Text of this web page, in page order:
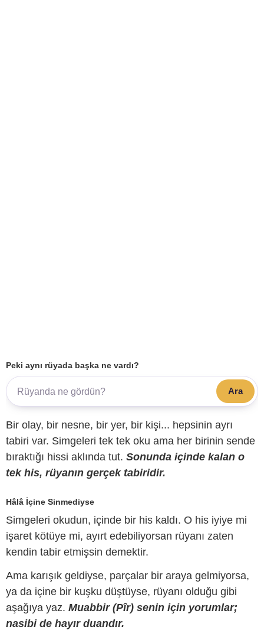
Peki aynı rüyada başka ne vardı?
Ara
Bir olay, bir nesne, bir yer, bir kişi... hepsinin ayrı
tabiri var. Simgeleri tek tek oku ama her birinin sende
bıraktığı hissi aklında tut. Sonunda içinde kalan o
tek his, rüyanın gerçek tabiridir.
Hâlâ İçine Sinmediyse
Simgeleri okudun, içinde bir his kaldı. O his iyiye mi
işaret kötüye mi, ayırt edebiliyorsan rüyanı zaten
kendin tabir etmişsin demektir.
Ama karışık geldiyse, parçalar bir araya gelmiyorsa,
ya da içine bir kuşku düştüyse, rüyanı olduğu gibi
aşağıya yaz. Muabbir (Pîr) senin için yorumlar;
nasibi de hayır duandır.